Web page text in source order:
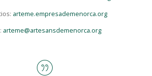
arteme.empresademenorca.org
arteme@artesansdemenorca.org